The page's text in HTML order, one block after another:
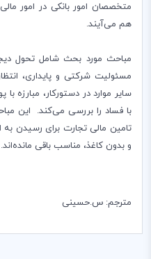
متخصصان امور بانکی در امور
هم می‌آیند.
مباحث مورد بحث شامل تحول
مسئولیت شرکتی و پایداری،
سایر موارد در دستور‌کار‌، مبارزه با
با فساد را بررسی می‌کند. این
تامین مالی تجارت برای رسیدن
و بدون کاغذ، مناسب باقی مانده‌اند.
مترجم: س.حسینی